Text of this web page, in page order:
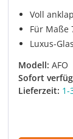
Voll
Für Maße
Luxus-
Modell: AFO
Sofort
Lieferzeit: 1-